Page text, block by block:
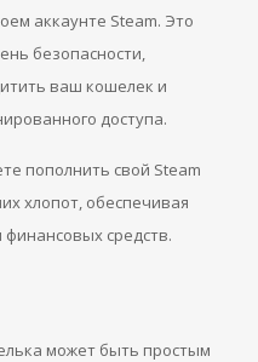
аккаунте Steam. Это
безопасности,
ваш кошелек и
доступа.
пополнить свой Steam
хлопот, обеспечивая
средств.
может быть простым